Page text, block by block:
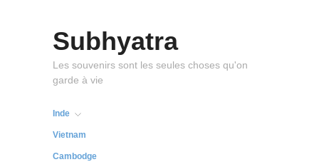
Subhyatra
Les souvenirs sont les seules choses qu'on
garde à vie
Inde
Vietnam
Cambodge